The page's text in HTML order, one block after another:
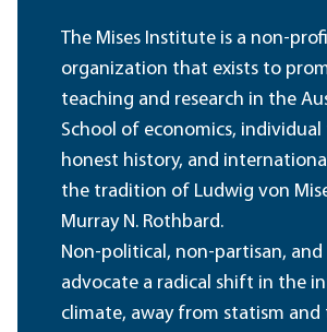
The Mises Institute is a non-
organization that exists to
teaching and research in the
School of economics,
honest history, and
the tradition of Ludwig von
Murray N. Rothbard.
Non-political, non-partisan, and
advocate a radical shift in the
climate, away from statism and